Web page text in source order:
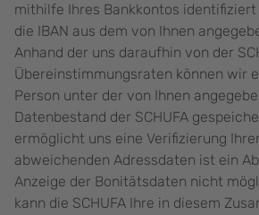
mithilfe Ihres Bankkontos identifiziert
die IBAN aus dem von Ihnen
Anhand der uns daraufhin von der
Übereinstimmungsraten können wir
Person unter der von Ihnen
Datenbestand der SCHUFA
ermöglicht uns eine Verifizierung
abweichenden Adressdaten ist ein
Anzeige der Bonitätsdaten nicht
kann die SCHUFA Ihre in diesem